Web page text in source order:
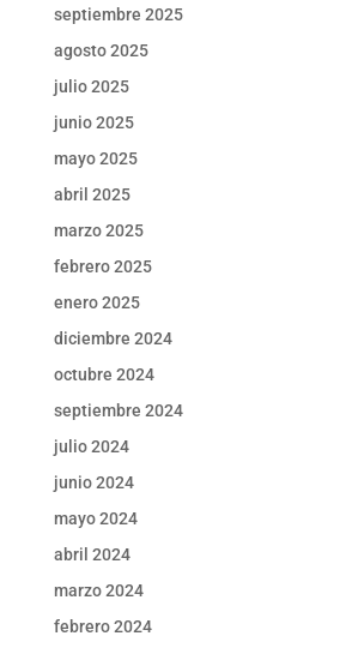
septiembre 2025
agosto 2025
julio 2025
junio 2025
mayo 2025
abril 2025
marzo 2025
febrero 2025
enero 2025
diciembre 2024
octubre 2024
septiembre 2024
julio 2024
junio 2024
mayo 2024
abril 2024
marzo 2024
febrero 2024